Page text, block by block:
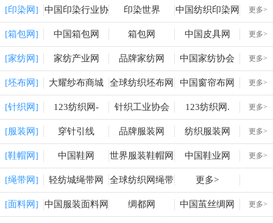
[印染网] 中国印染行业协
会
印染世界 中国纺织印染网 更多>
[箱包网] 中国箱包网 箱包网 中国皮具网 更多>
[家纺网] 家纺产业网 品牌家纺网 中国家纺协会 更多>
[坯布网] 大耀纱布商城 全球纺织坯布网 中国窗帘布网 更多>
[针织网] 123纺织网- 针织工业协会 123纺织网. 更多>
[服装网] 穿针引线 品牌服装网 纺织服装网 更多>
[鞋帽网] 中国鞋网 世界服装鞋帽网 中国鞋业网 更多>
[绳带网] 轻纺城绳带网 全球纺织网绳带
网
更多>
[面料网] 中国服装面料网 绸都网 中国茧丝绸网 更多>